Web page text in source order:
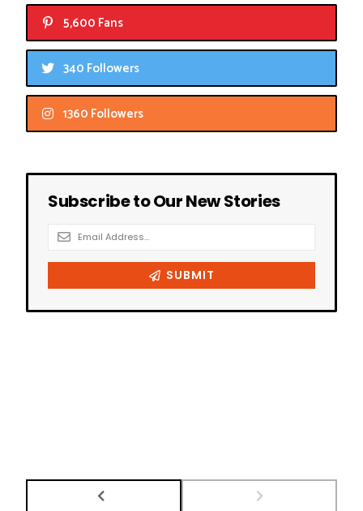
5,600 Fans
340 Followers
1360 Followers